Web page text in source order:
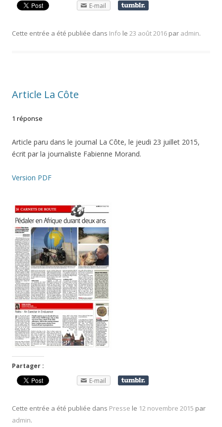
E-mail
Cette entrée a été publiée dans Info le 23 août 2016 par admin.
Article La Côte
1 réponse
Article paru dans le journal La Côte, le jeudi 23 juillet 2015,
écrit par la journaliste Fabienne Morand.
Version PDF
Partager :
E-mail
Cette entrée a été publiée dans Presse le 12 novembre 2015 par
admin.